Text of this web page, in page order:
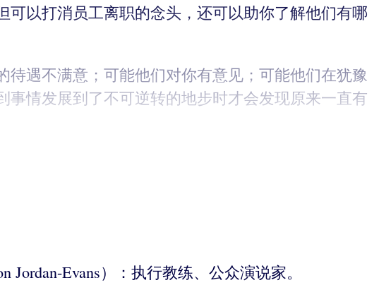
以打消员工离职的念头，还可以助你了解他们有哪
遇不满意；可能他们对你有意见；可能他们在犹豫
情发展到了不可逆转的地步时才会发现原来一直有
Jordan-Evans）：执行教练、公众演说家。